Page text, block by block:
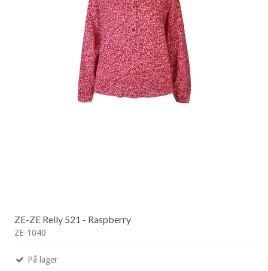
ZE-ZE Relly 521 - Raspberry
ZE-1040
På lager